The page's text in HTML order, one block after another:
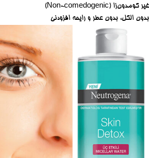
غیر کومدون‌زا (Non-comedogenic)
بدون الکل، بدون عطر و رایحه افزودنی